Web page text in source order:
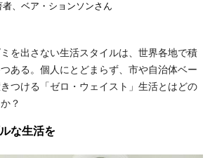
者、ベア・ションソンさん
を出さない生活スタイルは、世界各地で積
ある。個人にとどまらず、市や自治体ベー
つける「ゼロ・ウェイスト」生活とはどの
？
な生活を